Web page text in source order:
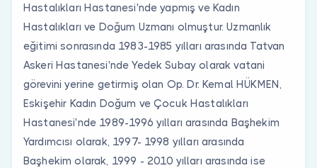
Hastalıkları Hastanesi'nde yapmış ve Kadın
Hastalıkları ve Doğum Uzmanı olmuştur. Uzmanlık
eğitimi sonrasında 1983-1985 yılları arasında Tatvan
Askeri Hastanesi'nde Yedek Subay olarak vatani
görevini yerine getirmiş olan Op. Dr. Kemal HÜKMEN,
Eskişehir Kadın Doğum ve Çocuk Hastalıkları
Hastanesi'nde 1989-1996 yılları arasında Başhekim
Yardımcısı olarak, 1997- 1998 yılları arasında
Başhekim olarak, 1999 - 2010 yılları arasında ise